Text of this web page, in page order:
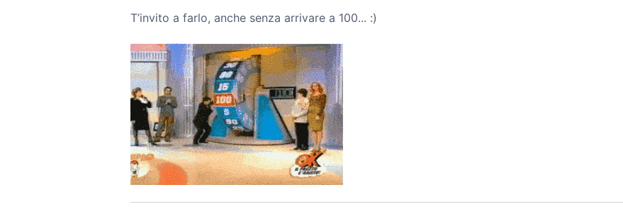
T’invito a farlo, anche senza arrivare a 100... :)